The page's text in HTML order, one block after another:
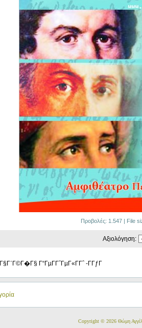
Προβολές: 1.547 | File
Αξιολόγηση:
Γ“ΓµΓ­Γ΅ΓµΓ«ΓΓ΅ -ΓΓƒΓ
Copyright © 2026 Θώμη